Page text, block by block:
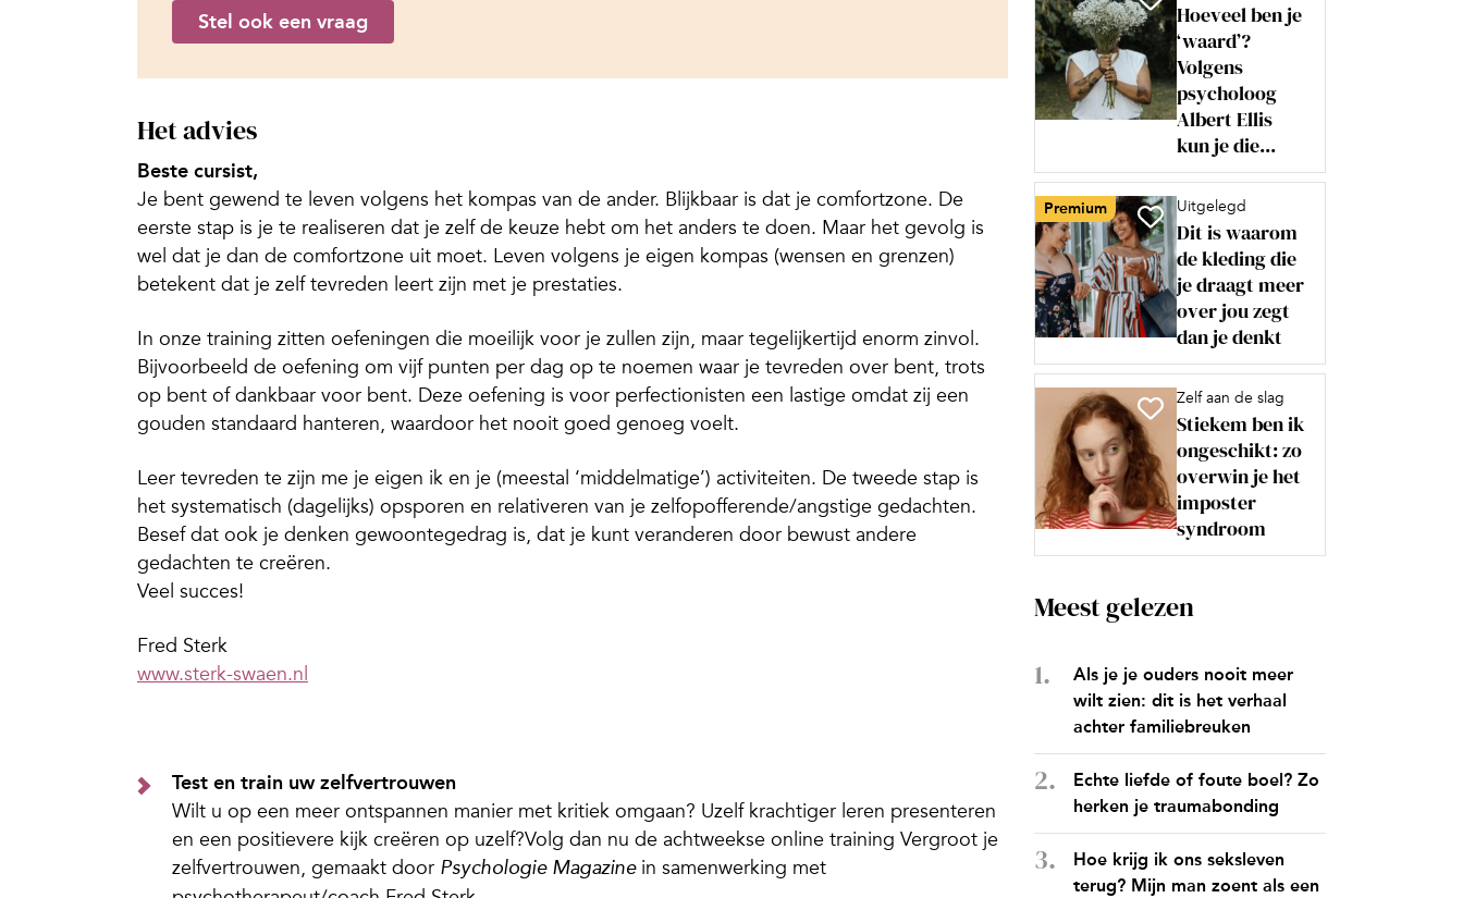
Stel ook een vraag
Het advies
Beste cursist,
Je bent gewend te leven volgens het kompas van de ander. Blijkbaar is dat je comfortzone. De
eerste stap is je te realiseren dat je zelf de keuze hebt om het anders te doen. Maar het gevolg is
wel dat je dan de comfortzone uit moet. Leven volgens je eigen kompas (wensen en grenzen)
betekent dat je zelf tevreden leert zijn met je prestaties.
In onze training zitten oefeningen die moeilijk voor je zullen zijn, maar tegelijkertijd enorm zinvol.
Bijvoorbeeld de oefening om vijf punten per dag op te noemen waar je tevreden over bent, trots
op bent of dankbaar voor bent. Deze oefening is voor perfectionisten een lastige omdat zij een
gouden standaard hanteren, waardoor het nooit goed genoeg voelt.
Leer tevreden te zijn me je eigen ik en je (meestal ‘middelmatige’) activiteiten. De tweede stap is
het systematisch (dagelijks) opsporen en relativeren van je zelfopofferende/angstige gedachten.
Besef dat ook je denken gewoontegedrag is, dat je kunt veranderen door bewust andere
gedachten te creëren.
Veel succes!
Fred Sterk
www.sterk-swaen.nl
Test en train uw zelfvertrouwen
Wilt u op een meer ontspannen manier met kritiek omgaan? Uzelf krachtiger leren presenteren
en een positievere kijk creëren op uzelf?Volg dan nu de achtweekse online training Vergroot je
zelfvertrouwen, gemaakt door Psychologie Magazinein samenwerking met
Hoeveel ben je
‘waard’?
Volgens
psycholoog
Albert Ellis
kun je die...
Premium Uitgelegd
Dit is waarom
de kleding die
je draagt meer
over jou zegt
dan je denkt
Zelf aan de slag
Stiekem ben ik
ongeschikt: zo
overwin je het
imposter
syndroom
Meest gelezen
Als je je ouders nooit meer
wilt zien: dit is het verhaal
achter familiebreuken
Echte liefde of foute boel? Zo
herken je traumabonding
Hoe krijg ik ons seksleven
terug? Mijn man zoent als een